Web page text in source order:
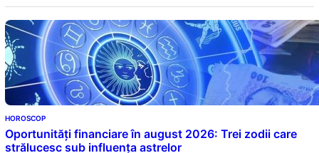
HOROSCOP
Oportunități financiare în august 2026: Trei zodii care
strălucesc sub influența astrelor